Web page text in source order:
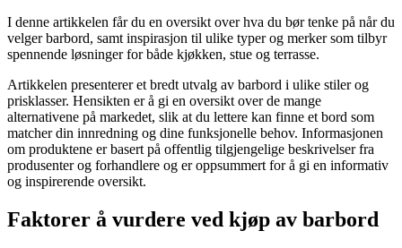
I denne artikkelen får du en oversikt over hva du bør tenke på når du
velger barbord, samt inspirasjon til ulike typer og merker som tilbyr
spennende løsninger for både kjøkken, stue og terrasse.
Artikkelen presenterer et bredt utvalg av barbord i ulike stiler og
prisklasser. Hensikten er å gi en oversikt over de mange
alternativene på markedet, slik at du lettere kan finne et bord som
matcher din innredning og dine funksjonelle behov. Informasjonen
om produktene er basert på offentlig tilgjengelige beskrivelser fra
produsenter og forhandlere og er oppsummert for å gi en informativ
og inspirerende oversikt.
Faktorer å vurdere ved kjøp av barbord